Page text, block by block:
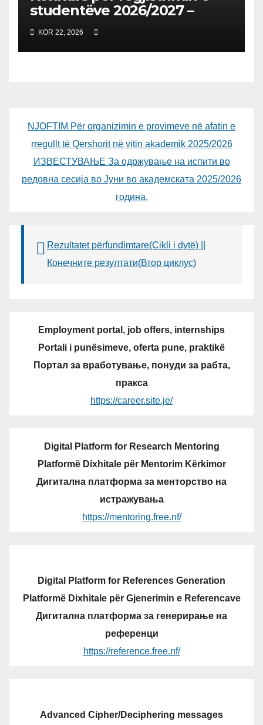
studentëve 2026/2027 –
Конкурс за запишување на
студенти за 2026/2027
KOR 22, 2026
NJOFTIM Për organizimin e provimeve në afatin e
rregullt të Qershorit në vitin akademik 2025/2026
ИЗВЕСТУВАЊЕ За одржување на испити во
редовна сесија во Јуни во академската 2025/2026
година.
Rezultatet përfundimtare(Cikli i dytë) ||
Конечните резултати(Втор циклус)
Employment portal, job offers, internships
Portali i punësimeve, oferta pune, praktikë
Портал за вработување, понуди за рабта,
пракса
https://career.site.je/
Digital Platform for Research Mentoring
Platformë Dixhitale për Mentorim Kërkimor
Дигитална платформа за менторство на
истражувања
https://mentoring.free.nf/
Digital Platform for References Generation
Platformë Dixhitale për Gjenerimin e Referencave
Дигитална платформа за генерирање на
референци
https://reference.free.nf/
Advanced Cipher/Deciphering messages